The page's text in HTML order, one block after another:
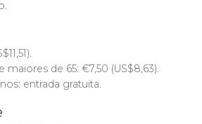
11,51).
maiores de 65: €7,50 (US$8,63).
entrada gratuita.